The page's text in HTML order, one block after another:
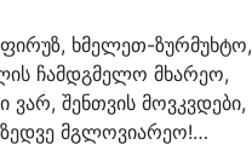
ხმელეთ-ზურმუხტო,
ჩამდგმელო მხარეო,
ვარ, შენთვის მოვკვდები,
ზედვე მგლოვიარეო!…